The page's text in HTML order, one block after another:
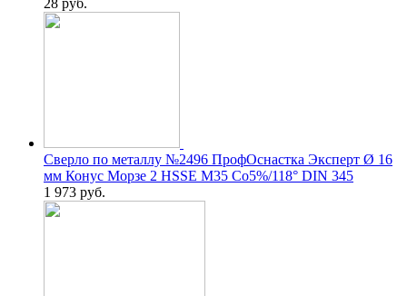
28 руб.
Сверло по металлу №2496 ПрофОснастка Эксперт Ø 16
мм Конус Морзе 2 HSSE M35 Co5%/118° DIN 345
1 973 руб.